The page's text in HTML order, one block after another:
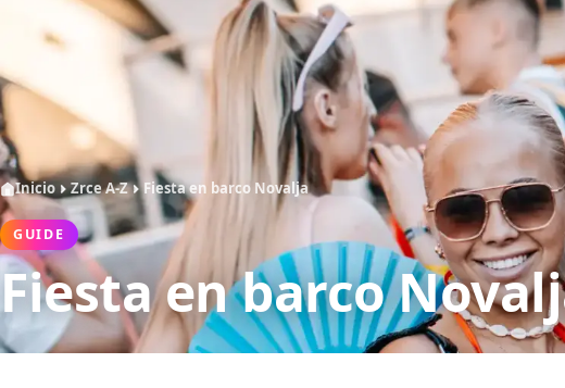
Inicio Zrce A-Z Fiesta en barco Novalja
GUIDE
Fiesta en barco